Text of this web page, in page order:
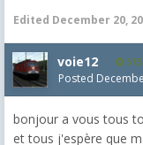
Edited December 20,
voie12 515
Posted
bonjour a vous tous
et tous j'espère que